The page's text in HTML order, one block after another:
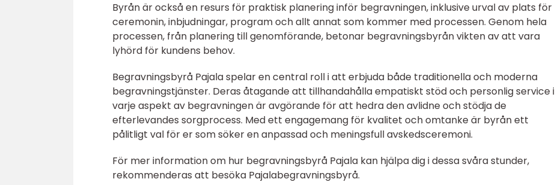
Byrån är också en resurs för praktisk planering inför begravningen, inklusive urval av plats för
ceremonin, inbjudningar, program och allt annat som kommer med processen. Genom hela
processen, från planering till genomförande, betonar begravningsbyrån vikten av att vara
lyhörd för kundens behov.
Begravningsbyrå Pajala spelar en central roll i att erbjuda både traditionella och moderna
begravningstjänster. Deras åtagande att tillhandahålla empatiskt stöd och personlig service i
varje aspekt av begravningen är avgörande för att hedra den avlidne och stödja de
efterlevandes sorgprocess. Med ett engagemang för kvalitet och omtanke är byrån ett
pålitligt val för er som söker en anpassad och meningsfull avskedsceremoni.
För mer information om hur begravningsbyrå Pajala kan hjälpa dig i dessa svåra stunder,
rekommenderas att besöka Pajalabegravningsbyrå.